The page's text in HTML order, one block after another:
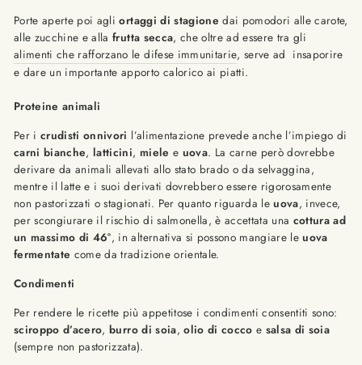
Porte aperte poi agliortaggi di stagione dai pomodori alle carote,
alle zucchine e allafrutta secca, che oltre ad essere tra gli
alimenti che rafforzano le difese immunitarie, serve ad insaporire
e dare un importante apporto calorico ai piatti.
Proteine animali
Per icrudisti onnivori l’alimentazione prevede anche l’impiego di
carni bianche, latticini, miele e uova. La carne però dovrebbe
derivare da animali allevati allo stato brado o da selvaggina,
mentre il latte e i suoi derivati dovrebbero essere rigorosamente
non pastorizzati o stagionati. Per quanto riguarda leuova, invece,
per scongiurare il rischio di salmonella, è accettata una cottura ad
un massimo di 46°, in alternativa si possono mangiare leuova
fermentate come da tradizione orientale.
Condimenti
Per rendere le ricette più appetitose i condimenti consentiti sono:
sciroppo d’acero,burro di soia,olio di coccoe salsa di soia
(sempre non pastorizzata).